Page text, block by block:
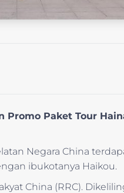
Paket Tour
Negara China
ibukotanya Haikou.
China (RRC).